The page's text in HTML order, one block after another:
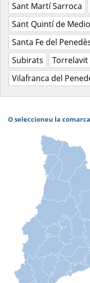
Sant Martí Sarroca
Sant Quintí de
Santa Fe del
Subirats
Torrelavit
Vilafranca del